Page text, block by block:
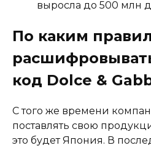
выросла до 500 млн
По каким
код Dolce &
С того же времени
поставлять свою
это будет Япония. В